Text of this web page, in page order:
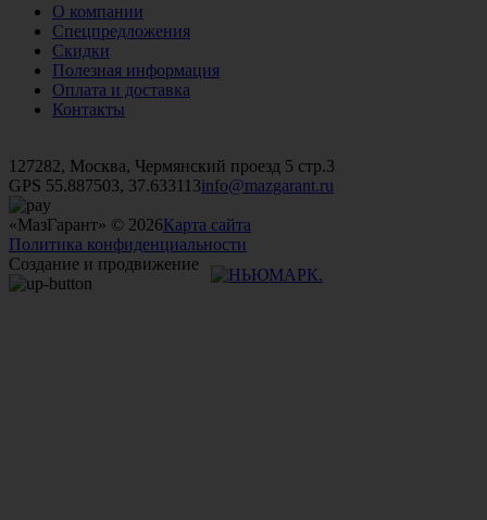
О компании
Спецпредложения
Скидки
Полезная информация
Оплата и доставка
Контакты
127282, Москва, Чермянский проезд 5 стр.3
GPS 55.887503, 37.633113info@mazgarant.ru
«МазГарант» © 2026Карта сайта
Политика конфиденциальности
Создание и продвижение